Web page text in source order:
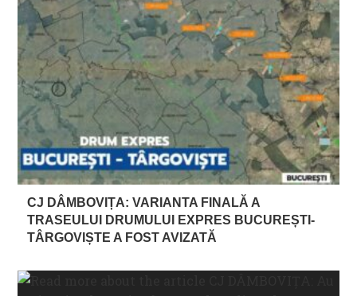
CJ DÂMBOVIȚA: VARIANTA FINALĂ A
TRASEULUI DRUMULUI EXPRES BUCUREȘTI-
TÂRGOVIȘTE A FOST AVIZATĂ